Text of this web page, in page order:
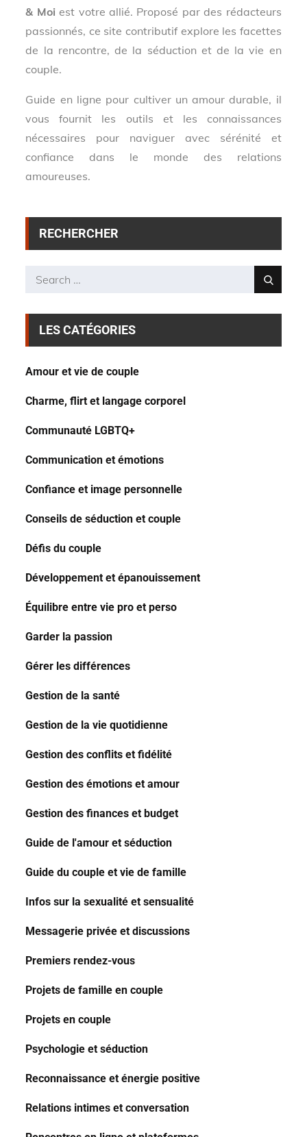
& Moiest votre allié. Proposé par des rédacteurs
passionnés, ce site contributif explore les facettes
de la rencontre, de la séduction et de la vie en
couple.
Guide en ligne pour cultiver un amour durable, il
vous fournit les outils et les connaissances
nécessaires pour naviguer avec sérénité et
confiance dans le monde des relations
amoureuses.
RECHERCHER
Search
Search
LES CATÉGORIES
Amour et vie de couple
Charme, flirt et langage corporel
Communauté LGBTQ+
Communication et émotions
Confiance et image personnelle
Conseils de séduction et couple
Défis du couple
Développement et épanouissement
Équilibre entre vie pro et perso
Garder la passion
Gérer les différences
Gestion de la santé
Gestion de la vie quotidienne
Gestion des conflits et fidélité
Gestion des émotions et amour
Gestion des finances et budget
Guide de l'amour et séduction
Guide du couple et vie de famille
Infos sur la sexualité et sensualité
Messagerie privée et discussions
Premiers rendez-vous
Projets de famille en couple
Projets en couple
Psychologie et séduction
Reconnaissance et énergie positive
Relations intimes et conversation